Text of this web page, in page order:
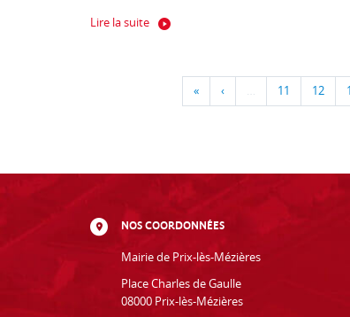
Lire la suite
« ‹ … 11 12
NOS COORDONNÉES
Mairie de Prix-lès-Mézières
Place Charles de Gaulle
08000 Prix-lès-Mézières